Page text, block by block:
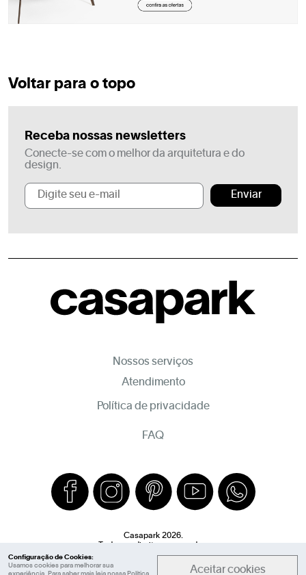
Configuração de Cookies:
Usamos cookies para melhorar sua
Aceitar cookies
Voltar para o topo
Receba nossas newsletters
Conecte-se com o melhor da arquitetura e do
design.
Enviar
Nossos serviços
Atendimento
Política de privacidade
FAQ
Casapark 2026.
Todos os direitos reservados.